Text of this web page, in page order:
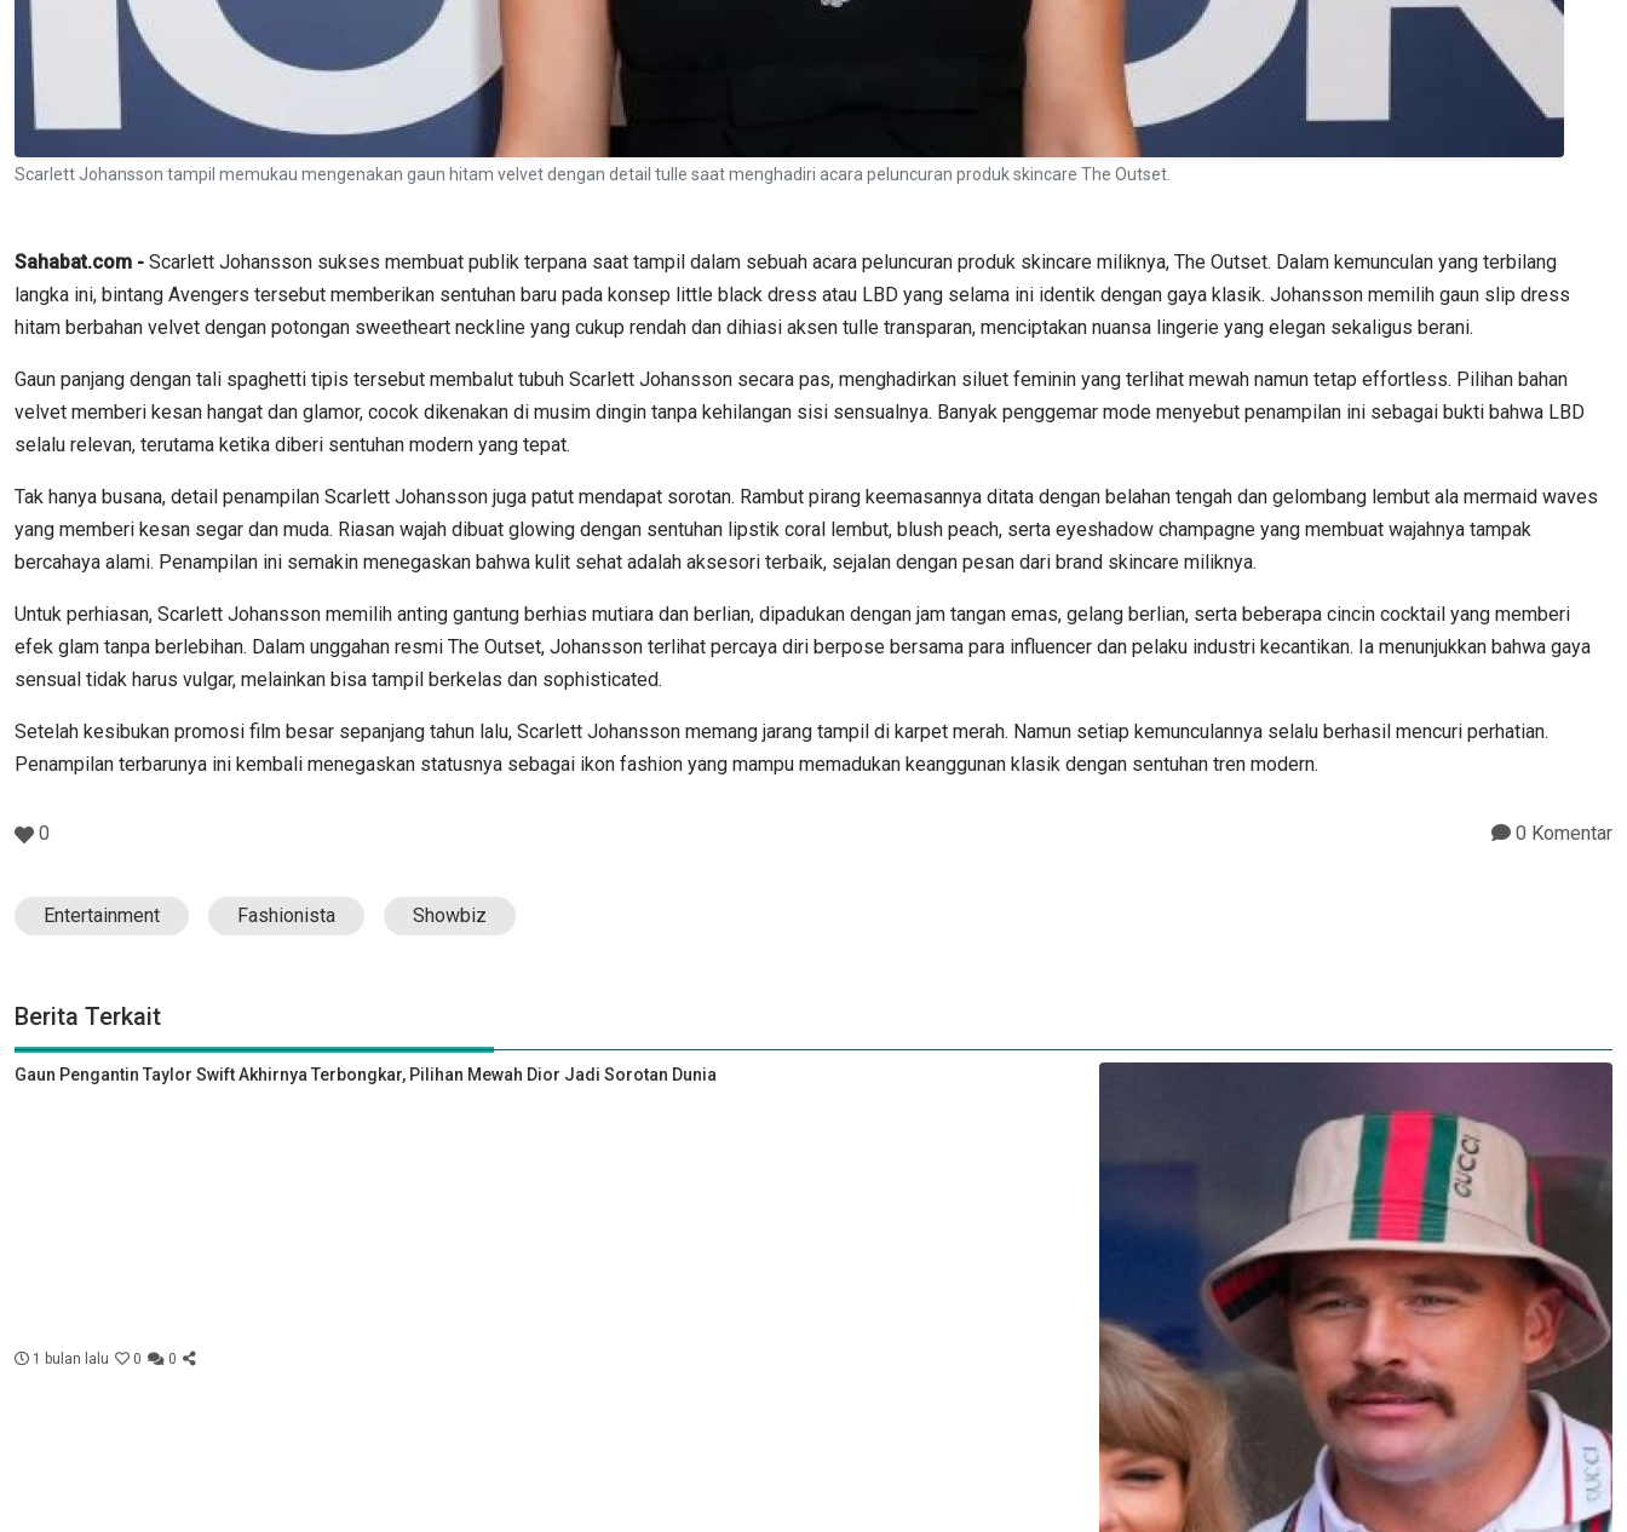
Scarlett Johansson tampil memukau mengenakan gaun hitam velvet dengan detail tulle saat menghadiri acara peluncuran produk skincare The Outset.
Sahabat.com - Scarlett Johansson sukses membuat publik terpana saat tampil dalam sebuah acara peluncuran produk skincare miliknya, The Outset. Dalam kemunculan yang terbilang
langka ini, bintang Avengers tersebut memberikan sentuhan baru pada konsep little black dress atau LBD yang selama ini identik dengan gaya klasik. Johansson memilih gaun slip dress
hitam berbahan velvet dengan potongan sweetheart neckline yang cukup rendah dan dihiasi aksen tulle transparan, menciptakan nuansa lingerie yang elegan sekaligus berani.
Gaun panjang dengan tali spaghetti tipis tersebut membalut tubuh Scarlett Johansson secara pas, menghadirkan siluet feminin yang terlihat mewah namun tetap effortless. Pilihan bahan
velvet memberi kesan hangat dan glamor, cocok dikenakan di musim dingin tanpa kehilangan sisi sensualnya. Banyak penggemar mode menyebut penampilan ini sebagai bukti bahwa LBD
selalu relevan, terutama ketika diberi sentuhan modern yang tepat.
Tak hanya busana, detail penampilan Scarlett Johansson juga patut mendapat sorotan. Rambut pirang keemasannya ditata dengan belahan tengah dan gelombang lembut ala mermaid waves
yang memberi kesan segar dan muda. Riasan wajah dibuat glowing dengan sentuhan lipstik coral lembut, blush peach, serta eyeshadow champagne yang membuat wajahnya tampak
bercahaya alami. Penampilan ini semakin menegaskan bahwa kulit sehat adalah aksesori terbaik, sejalan dengan pesan dari brand skincare miliknya.
Untuk perhiasan, Scarlett Johansson memilih anting gantung berhias mutiara dan berlian, dipadukan dengan jam tangan emas, gelang berlian, serta beberapa cincin cocktail yang memberi
efek glam tanpa berlebihan. Dalam unggahan resmi The Outset, Johansson terlihat percaya diri berpose bersama para influencer dan pelaku industri kecantikan. Ia menunjukkan bahwa gaya
sensual tidak harus vulgar, melainkan bisa tampil berkelas dan sophisticated.
Setelah kesibukan promosi film besar sepanjang tahun lalu, Scarlett Johansson memang jarang tampil di karpet merah. Namun setiap kemunculannya selalu berhasil mencuri perhatian.
Penampilan terbarunya ini kembali menegaskan statusnya sebagai ikon fashion yang mampu memadukan keanggunan klasik dengan sentuhan tren modern.
0 0 Komentar
Entertainment Fashionista Showbiz
Berita Terkait
Gaun Pengantin Taylor Swift Akhirnya Terbongkar, Pilihan Mewah Dior Jadi Sorotan Dunia
1 bulan lalu 0 0